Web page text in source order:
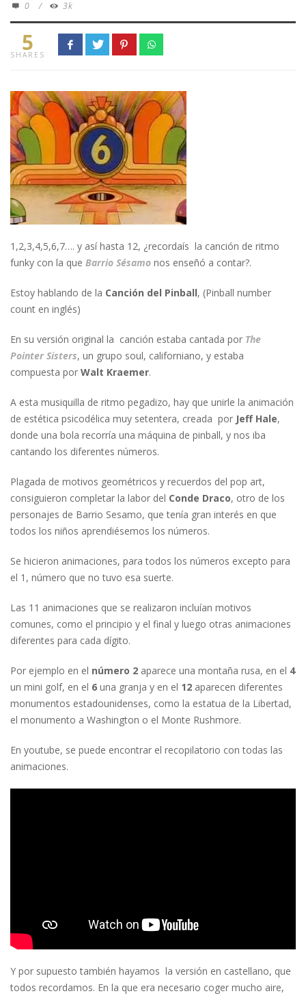
0
/ 3k
5
SHARES
1,2,3,4,5,6,7…. y así hasta 12, ¿recordaís la canción de ritmo
funky con la que Barrio Sésamo nos enseñó a contar?.
Estoy hablando de la Canción del Pinball, (Pinball number
count en inglés)
En su versión original la canción estaba cantada por The
Pointer Sisters, un grupo soul, californiano, y estaba
compuesta por Walt Kraemer.
A esta musiquilla de ritmo pegadizo, hay que unirle la animación
de estética psicodélica muy setentera, creada por Jeff Hale,
donde una bola recorría una máquina de pinball, y nos iba
cantando los diferentes números.
Plagada de motivos geométricos y recuerdos del pop art,
consiguieron completar la labor del Conde Draco, otro de los
personajes de Barrio Sesamo, que tenía gran interés en que
todos los niños aprendiésemos los números.
Se hicieron animaciones, para todos los números excepto para
el 1, número que no tuvo esa suerte.
Las 11 animaciones que se realizaron incluían motivos
comunes, como el principio y el final y luego otras animaciones
diferentes para cada dígito.
Por ejemplo en el número 2 aparece una montaña rusa, en el 4
un mini golf, en el 6 una granja y en el 12 aparecen diferentes
monumentos estadounidenses, como la estatua de la Libertad,
el monumento a Washington o el Monte Rushmore.
En youtube, se puede encontrar el recopilatorio con todas las
animaciones.
Y por supuesto también hayamos la versión en castellano, que
todos recordamos. En la que era necesario coger mucho aire,